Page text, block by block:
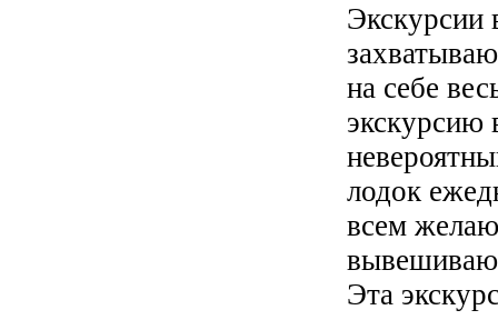
Экскурсии
на себе
экскурсию
лодок
всем
Эта